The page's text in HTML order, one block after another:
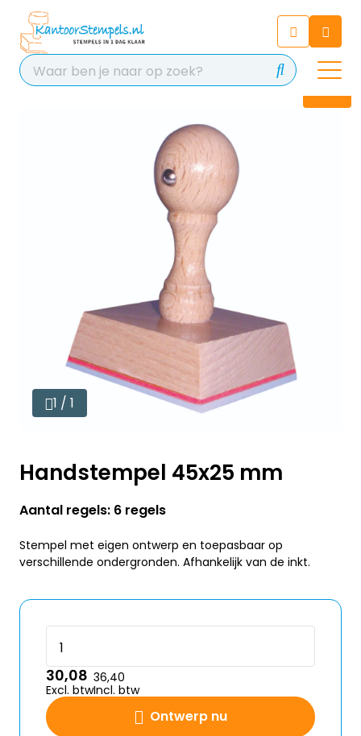
Chat 24/7 met onze chatbot
voor hulp
Contact
1 / 1
Handstempel 45x25 mm
Aantal regels: 6 regels
Stempel met eigen ontwerp en toepasbaar op
verschillende ondergronden. Afhankelijk van de inkt.
Ontwerp nu
30,08
Excl. btw
36,40
Incl. btw